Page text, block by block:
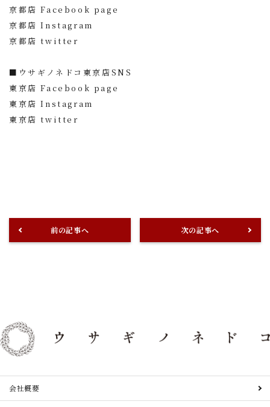
京都店 Facebook page
京都店 Instagram
京都店 twitter
■ウサギノネドコ東京店SNS
東京店 Facebook page
東京店 Instagram
東京店 twitter
前の記事へ 次の記事へ
会社概要